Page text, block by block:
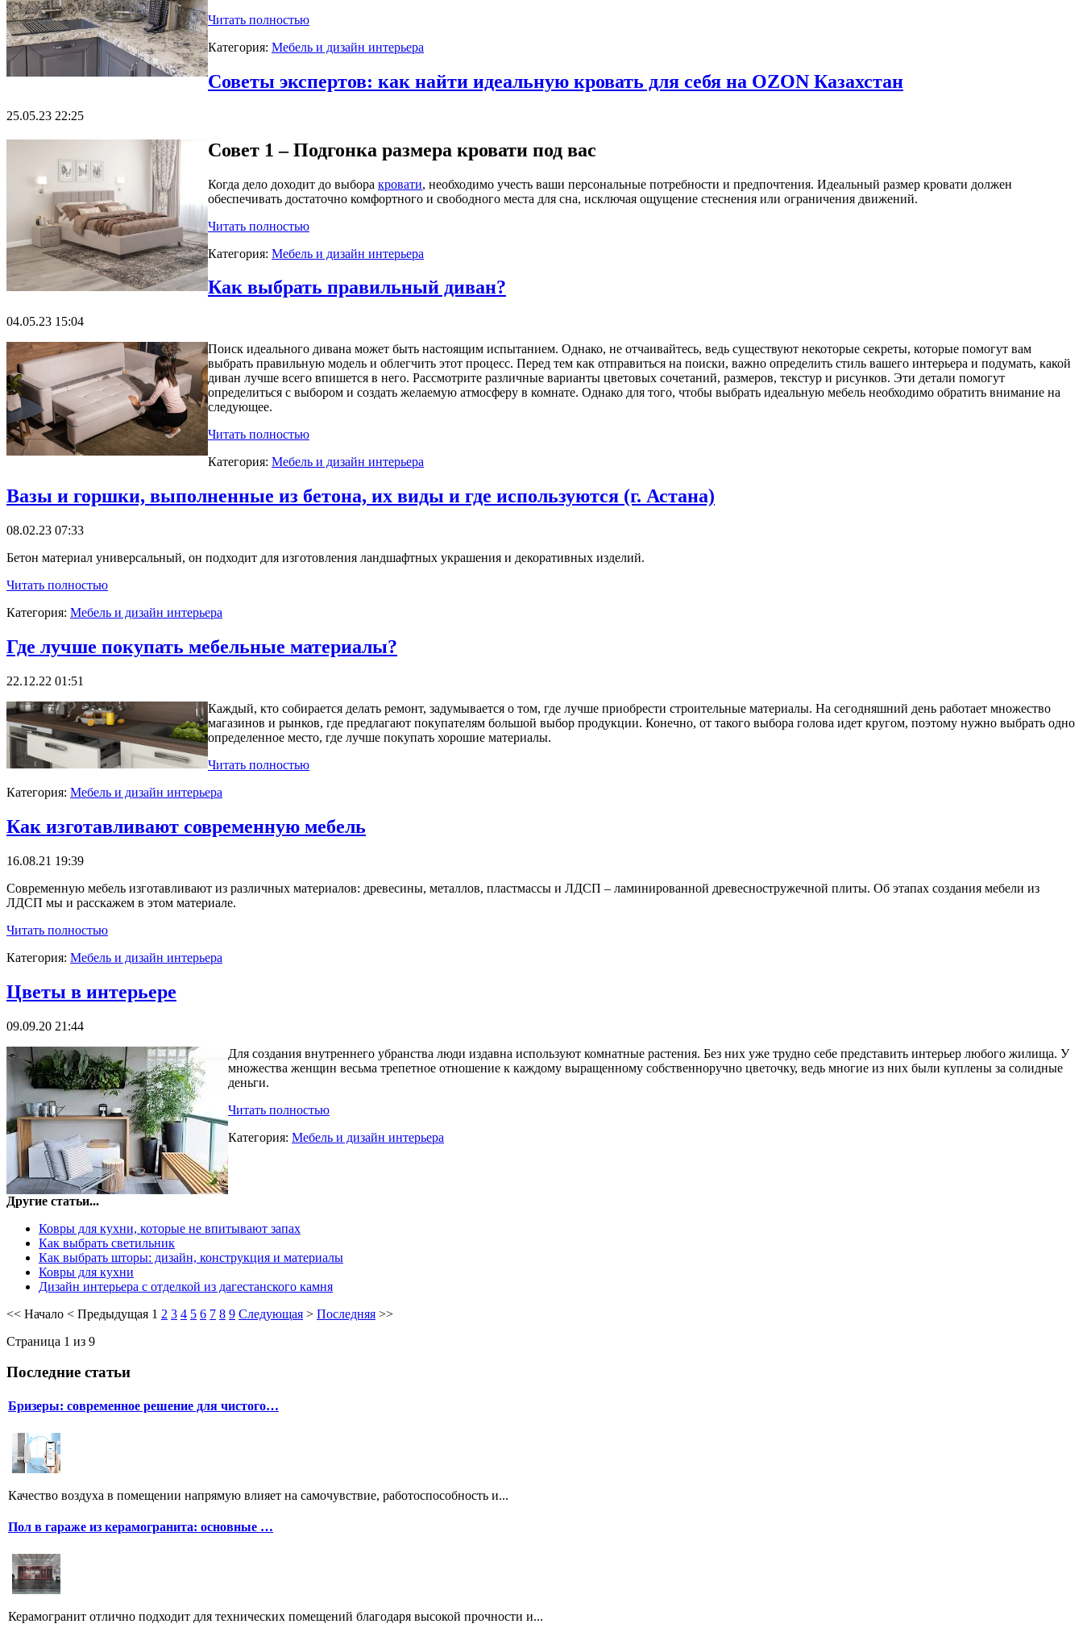
Читать полностью
Категория: Мебель и дизайн интерьера
Советы экспертов: как найти идеальную кровать для себя на OZON Казахстан
25.05.23 22:25
Совет 1 – Подгонка размера кровати под вас
Когда дело доходит до выбора кровати, необходимо учесть ваши персональные потребности и предпочтения. Идеальный размер кровати должен
обеспечивать достаточно комфортного и свободного места для сна, исключая ощущение стеснения или ограничения движений.
Читать полностью
Категория: Мебель и дизайн интерьера
Как выбрать правильный диван?
04.05.23 15:04
Поиск идеального дивана может быть настоящим испытанием. Однако, не отчаивайтесь, ведь существуют некоторые секреты, которые помогут вам
выбрать правильную модель и облегчить этот процесс. Перед тем как отправиться на поиски, важно определить стиль вашего интерьера и подумать, какой
диван лучше всего впишется в него. Рассмотрите различные варианты цветовых сочетаний, размеров, текстур и рисунков. Эти детали помогут
определиться с выбором и создать желаемую атмосферу в комнате. Однако для того, чтобы выбрать идеальную мебель необходимо обратить внимание на
следующее.
Читать полностью
Категория: Мебель и дизайн интерьера
Вазы и горшки, выполненные из бетона, их виды и где используются (г. Астана)
08.02.23 07:33
Бетон материал универсальный, он подходит для изготовления ландшафтных украшения и декоративных изделий.
Читать полностью
Категория: Мебель и дизайн интерьера
Где лучше покупать мебельные материалы?
22.12.22 01:51
Каждый, кто собирается делать ремонт, задумывается о том, где лучше приобрести строительные материалы. На сегодняшний день работает множество
магазинов и рынков, где предлагают покупателям большой выбор продукции. Конечно, от такого выбора голова идет кругом, поэтому нужно выбрать одно
определенное место, где лучше покупать хорошие материалы.
Читать полностью
Категория: Мебель и дизайн интерьера
Как изготавливают современную мебель
16.08.21 19:39
Современную мебель изготавливают из различных материалов: древесины, металлов, пластмассы и ЛДСП – ламинированной древесностружечной плиты. Об этапах создания мебели из
ЛДСП мы и расскажем в этом материале.
Читать полностью
Категория: Мебель и дизайн интерьера
Цветы в интерьере
09.09.20 21:44
Для создания внутреннего убранства люди издавна используют комнатные растения. Без них уже трудно себе представить интерьер любого жилища. У
множества женщин весьма трепетное отношение к каждому выращенному собственноручно цветочку, ведь многие из них были куплены за солидные
деньги.
Читать полностью
Категория: Мебель и дизайн интерьера
Другие статьи...
Ковры для кухни, которые не впитывают запах
Как выбрать светильник
Как выбрать шторы: дизайн, конструкция и материалы
Ковры для кухни
Дизайн интерьера с отделкой из дагестанского камня
<< Начало < Предыдущая 1 2 3 4 5 6 7 8 9 Следующая > Последняя >>
Страница 1 из 9
Последние статьи
Бризеры: современное решение для чистого…
Качество воздуха в помещении напрямую влияет на самочувствие, работоспособность и...
Пол в гараже из керамогранита: основные …
Керамогранит отлично подходит для технических помещений благодаря высокой прочности и...